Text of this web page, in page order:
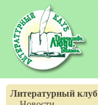
Литературный клуб